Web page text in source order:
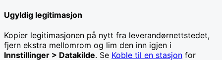
Ugyldig legitimasjon
Kopier legitimasjonen på nytt fra leverandørnettstedet,
fjern ekstra mellomrom og lim den inn igjen i
Innstillinger > Datakilde. Se Koble til en stasjon for